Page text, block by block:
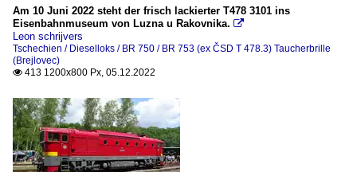
Am 10 Juni 2022 steht der frisch lackierter T478 3101 ins
Eisenbahnmuseum von Luzna u Rakovnika. 
Leon schrijvers
Tschechien / Dieselloks / BR 750 / BR 753 (ex ČSD T 478.3) Taucherbrille
(Brejlovec)
 413 1200x800 Px, 05.12.2022